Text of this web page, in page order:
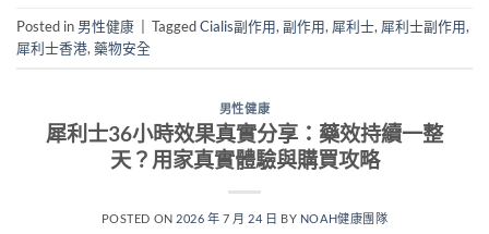
Posted in 男性健康 TaggedCialis副作用,副作用, 犀利士, 犀利士副作用,
犀利士香港,藥物安全
男性健康
犀利士36小時效果真實分享：藥效持續一整
天？用家真實體驗與購買攻略
POSTED ON 2026 年 7 月 24 日 BY NOAH健康團隊